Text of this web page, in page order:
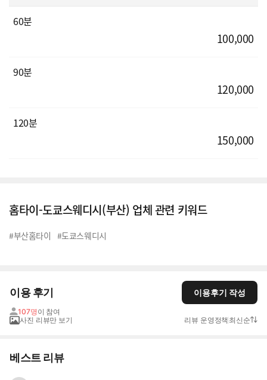
60분
100,000
90분
120,000
120분
150,000
홈타이-도쿄스웨디시(부산) 업체 관련 키워드
#부산홈타이 #도쿄스웨디시
이용 후기 이용후기 작성
107명 이 참여
사진 리뷰만 보기
리뷰 운영정책 최신순
베스트 리뷰